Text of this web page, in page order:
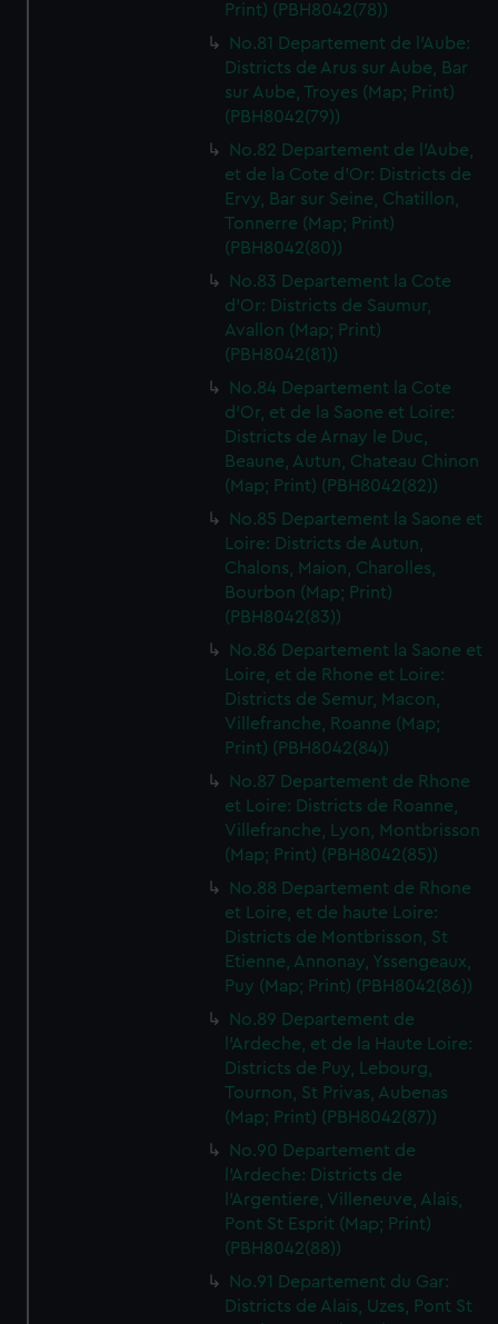
Print) (PBH8042(78))
No.81 Departement de l'Aube:
Districts de Arus sur Aube, Bar
sur Aube, Troyes (Map; Print)
(PBH8042(79))
No.82 Departement de l'Aube,
et de la Cote d'Or: Districts de
Ervy, Bar sur Seine, Chatillon,
Tonnerre (Map; Print)
(PBH8042(80))
No.83 Departement la Cote
d'Or: Districts de Saumur,
Avallon (Map; Print)
(PBH8042(81))
No.84 Departement la Cote
d'Or, et de la Saone et Loire:
Districts de Arnay le Duc,
Beaune, Autun, Chateau Chinon
(Map; Print) (PBH8042(82))
No.85 Departement la Saone et
Loire: Districts de Autun,
Chalons, Maion, Charolles,
Bourbon (Map; Print)
(PBH8042(83))
No.86 Departement la Saone et
Loire, et de Rhone et Loire:
Districts de Semur, Macon,
Villefranche, Roanne (Map;
Print) (PBH8042(84))
No.87 Departement de Rhone
et Loire: Districts de Roanne,
Villefranche, Lyon, Montbrisson
(Map; Print) (PBH8042(85))
No.88 Departement de Rhone
et Loire, et de haute Loire:
Districts de Montbrisson, St
Etienne, Annonay, Yssengeaux,
Puy (Map; Print) (PBH8042(86))
No.89 Departement de
l'Ardeche, et de la Haute Loire:
Districts de Puy, Lebourg,
Tournon, St Privas, Aubenas
(Map; Print) (PBH8042(87))
No.90 Departement de
l'Ardeche: Districts de
l'Argentiere, Villeneuve, Alais,
Pont St Esprit (Map; Print)
(PBH8042(88))
No.91 Departement du Gar:
Districts de Alais, Uzes, Pont St